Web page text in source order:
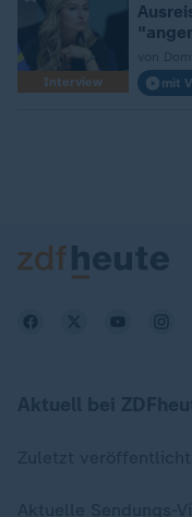
Interview
mit